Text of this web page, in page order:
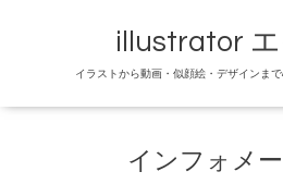
illustrator
イラストから動画・似顔絵・デザインま
インフォメ